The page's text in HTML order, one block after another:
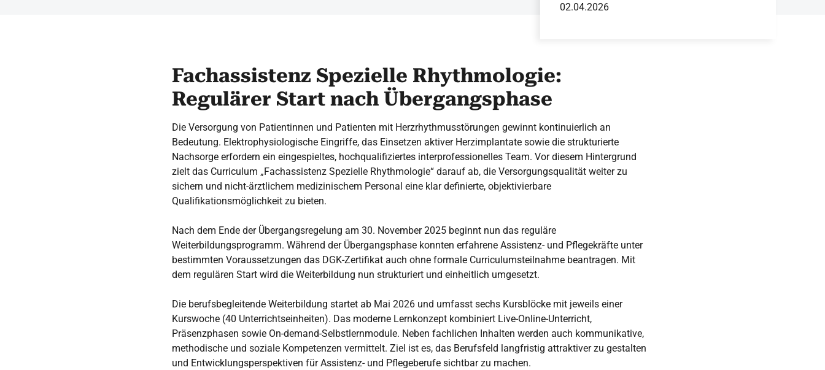
02.04.2026
Fachassistenz Spezielle Rhythmologie:
Regulärer Start nach Übergangsphase
Die Versorgung von Patientinnen und Patienten mit Herzrhythmusstörungen gewinnt kontinuierlich an
Bedeutung. Elektrophysiologische Eingriffe, das Einsetzen aktiver Herzimplantate sowie die strukturierte
Nachsorge erfordern ein eingespieltes, hochqualifiziertes interprofessionelles Team. Vor diesem Hintergrund
zielt das Curriculum „Fachassistenz Spezielle Rhythmologie“ darauf ab, die Versorgungsqualität weiter zu
sichern und nicht-ärztlichem medizinischem Personal eine klar definierte, objektivierbare
Qualifikationsmöglichkeit zu bieten.
Nach dem Ende der Übergangsregelung am 30. November 2025 beginnt nun das reguläre
Weiterbildungsprogramm. Während der Übergangsphase konnten erfahrene Assistenz- und Pflegekräfte unter
bestimmten Voraussetzungen das DGK-Zertifikat auch ohne formale Curriculumsteilnahme beantragen. Mit
dem regulären Start wird die Weiterbildung nun strukturiert und einheitlich umgesetzt.
Die berufsbegleitende Weiterbildung startet ab Mai 2026 und umfasst sechs Kursblöcke mit jeweils einer
Kurswoche (40 Unterrichtseinheiten). Das moderne Lernkonzept kombiniert Live-Online-Unterricht,
Präsenzphasen sowie On-demand-Selbstlernmodule. Neben fachlichen Inhalten werden auch kommunikative,
methodische und soziale Kompetenzen vermittelt. Ziel ist es, das Berufsfeld langfristig attraktiver zu gestalten
und Entwicklungsperspektiven für Assistenz- und Pflegeberufe sichtbar zu machen.